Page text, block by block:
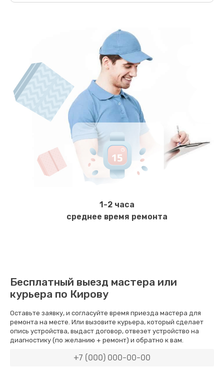
1-2 часа
среднее время ремонта
Бесплатный выезд мастера или
курьера по Кирову
Оставьте заявку, и согласуйте время приезда мастера для
ремонта на месте. Или вызовите курьера, который сделает
опись устройства, выдаст договор, отвезет устройство на
диагностику (по желанию + ремонт) и обратно к вам.